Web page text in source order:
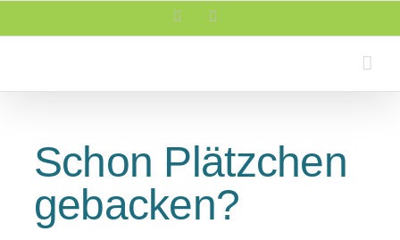
Inhalt
Facebook
Schon Plätzchen
gebacken?